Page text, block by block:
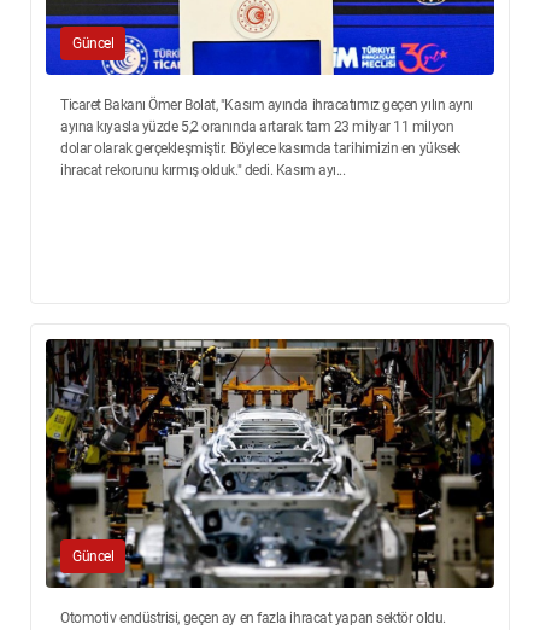
Güncel
Ticaret Bakanı Ömer Bolat, "Kasım ayında ihracatımız geçen yılın aynı
ayına kıyasla yüzde 5,2 oranında artarak tam 23 milyar 11 milyon
dolar olarak gerçekleşmiştir. Böylece kasımda tarihimizin en yüksek
ihracat rekorunu kırmış olduk." dedi. Kasım ayı...
Güncel
Otomotiv endüstrisi, geçen ay en fazla ihracat yapan sektör oldu.